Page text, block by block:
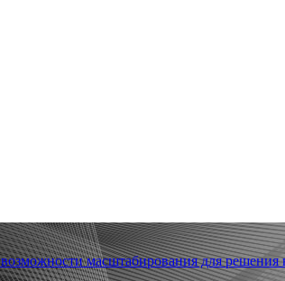
масштабирования для